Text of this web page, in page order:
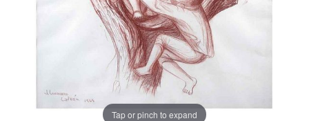
Tap or pinch to expand